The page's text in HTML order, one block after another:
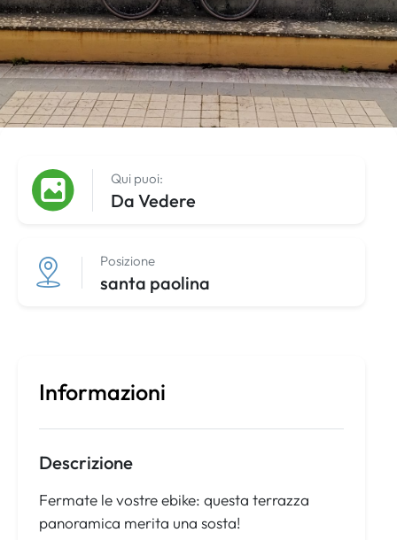
Qui puoi:
Da Vedere
Posizione
santa paolina
Informazioni
Descrizione
Fermate le vostre ebike: questa terrazza
panoramica merita una sosta!